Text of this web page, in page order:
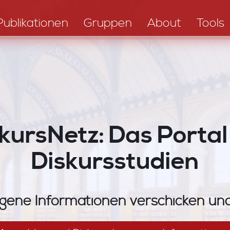
Gruppen About Tools
Das
Diskursstudien
Informationen verschicken